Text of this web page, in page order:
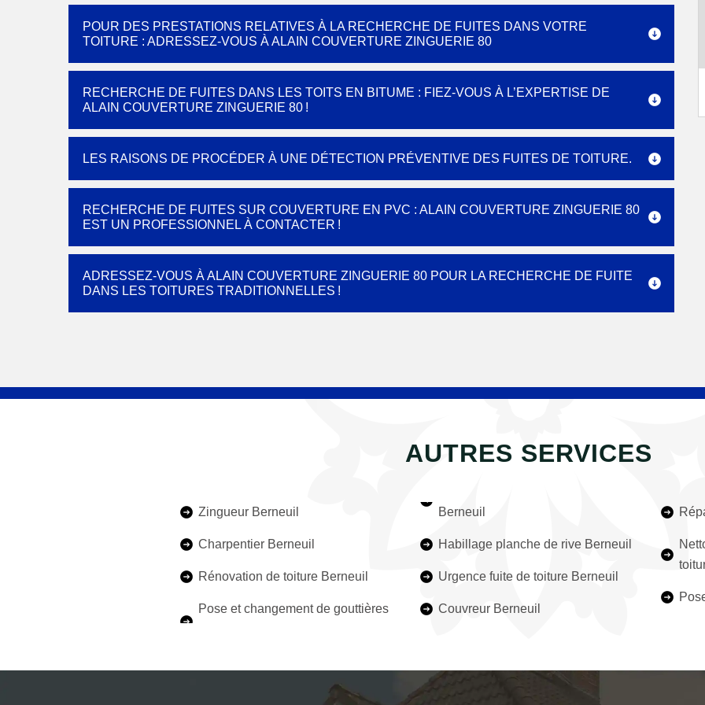
POUR DES PRESTATIONS RELATIVES À LA RECHERCHE DE FUITES DANS VOTRE
TOITURE : ADRESSEZ-VOUS À ALAIN COUVERTURE ZINGUERIE 80
RECHERCHE DE FUITES DANS LES TOITS EN BITUME : FIEZ-VOUS À L’EXPERTISE DE
ALAIN COUVERTURE ZINGUERIE 80 !
LES RAISONS DE PROCÉDER À UNE DÉTECTION PRÉVENTIVE DES FUITES DE TOITURE.
RECHERCHE DE FUITES SUR COUVERTURE EN PVC : ALAIN COUVERTURE ZINGUERIE 80
EST UN PROFESSIONNEL À CONTACTER !
ADRESSEZ-VOUS À ALAIN COUVERTURE ZINGUERIE 80 POUR LA RECHERCHE DE FUITE
DANS LES TOITURES TRADITIONNELLES !
AUTRES SERVICES
Zingueur Berneuil
Charpentier Berneuil
Rénovation de toiture Berneuil
Pose et changement de gouttières
Berneuil
Habillage planche de rive Berneuil
Urgence fuite de toiture Berneuil
Couvreur Berneuil